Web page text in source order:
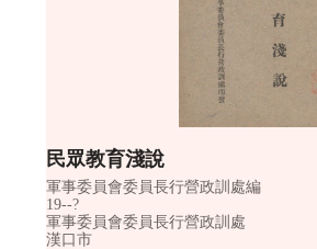
民眾教育淺說
軍事委員會委員長行營政訓處編
19--?
軍事委員會委員長行營政訓處
漢口市